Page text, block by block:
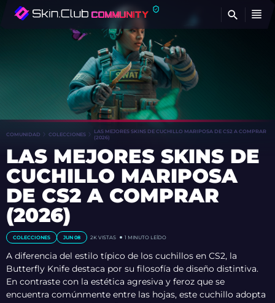
COMUNIDAD COLECCIONES
LAS MEJORES SKINS DE CUCHILLO MARIPOSA DE CS2 A COMPRAR
(2026)
LAS MEJORES SKINS DE
CUCHILLO MARIPOSA
DE CS2 A COMPRAR
(2026)
COLECCIONES JUN 08 2K VISTAS 1 MINUTO LEÍDO
A diferencia del estilo típico de los cuchillos en CS2, la
Butterfly Knife destaca por su filosofía de diseño distintiva.
En contraste con la estética agresiva y feroz que se
encuentra comúnmente entre las hojas, este cuchillo adopta